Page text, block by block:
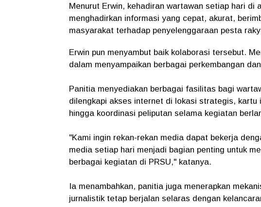
Menurut Erwin, kehadiran wartawan setiap hari di
menghadirkan informasi yang cepat, akurat,
masyarakat terhadap penyelenggaraan pesta
Erwin pun menyambut baik kolaborasi tersebut.
dalam menyampaikan berbagai perkembangan
Panitia menyediakan berbagai fasilitas bagi
dilengkapi akses internet di lokasi strategis,
hingga koordinasi peliputan selama kegiatan
"Kami ingin rekan-rekan media dapat bekerja
media setiap hari menjadi bagian penting untuk
berbagai kegiatan di PRSU," katanya.
Ia menambahkan, panitia juga menerapkan
jurnalistik tetap berjalan selaras dengan